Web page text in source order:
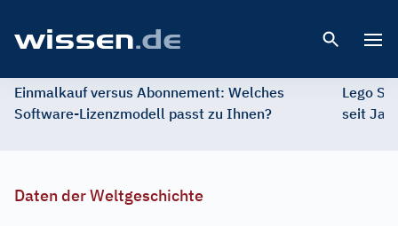
Einmalkauf versus Abonnement: Welches
Software-Lizenzmodell passt zu Ihnen?
Lego
seit
Daten der Weltgeschichte